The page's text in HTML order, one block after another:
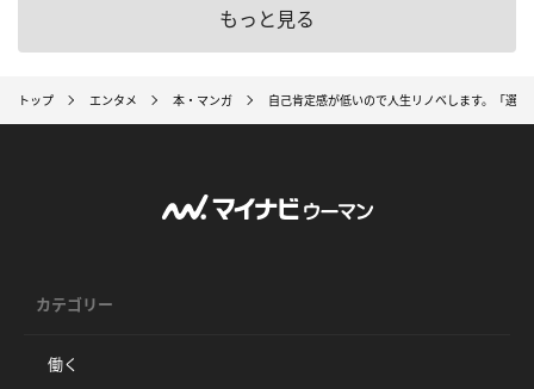
もっと見る
トップ エンタメ 本・マンガ 自己肯定感が低いので人生リノベします。「選
カテゴリー
働く